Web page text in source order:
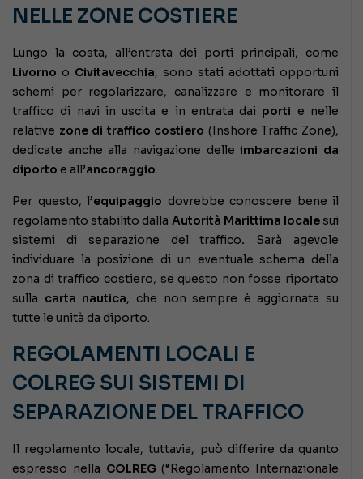
NELLE ZONE COSTIERE
Lungo la costa, all’entrata dei porti principali, come
Livorno o Civitavecchia, sono stati adottati opportuni
schemi per regolarizzare, canalizzare e monitorare il
traffico di navi in uscita e in entrata dai porti e nelle
relative zone di traffico costiero (Inshore Traffic Zone),
dedicate anche alla navigazione delleimbarcazioni da
diporto e all’ancoraggio.
Per questo, l’equipaggio dovrebbe conoscere bene il
regolamento stabilito dalla Autorità Marittima locale sui
sistemi di separazione del traffico. Sarà agevole
individuare la posizione di un eventuale schema della
zona di traffico costiero, se questo non fosse riportato
sulla carta nautica, che non sempre è aggiornata su
tutte le unità da diporto.
REGOLAMENTI LOCALI E
COLREG SUI SISTEMI DI
SEPARAZIONE DEL TRAFFICO
Il regolamento locale, tuttavia, può differire da quanto
espresso nella COLREG(“Regolamento Internazionale